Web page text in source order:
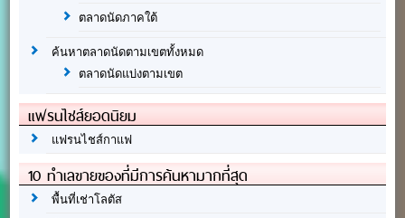
ตลาดนัดภาคใต้
ค้นหาตลาดนัดตามเขตทั้งหมด
ตลาดนัดแบ่งตามเขต
แฟรนไชส์ยอดนิยม
แฟรนไชส์กาแฟ
10 ทำเลขายของที่มีการค้นหามากที่สุด
พื้นที่เช่าโลตัส